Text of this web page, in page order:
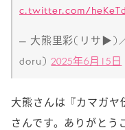
c.twitter.com/
— 大熊里彩(リサ▶︎)
doru)2025年6月15日
大熊さんは『カマガヤ
さんです。ありがとう